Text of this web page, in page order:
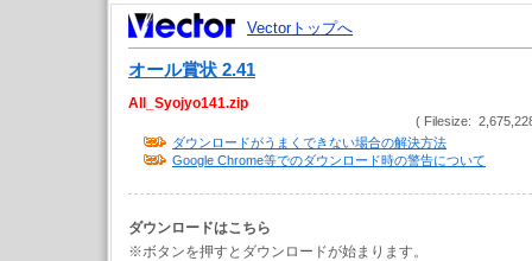
Vectorトップへ
オール賞状 2.41
All_Syojyo141.zip
( Filesize:
ダウンロードがうまくできない場合の解決方法
Google Chrome等でのダウンロード時の警告について
ダウンロードはこちら
※ボタンを押すとダウンロードが始まります。